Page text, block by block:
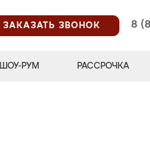
ЗАКАЗАТЬ ЗВОНОК
8
ШОУ-РУМ РАССРОЧКА